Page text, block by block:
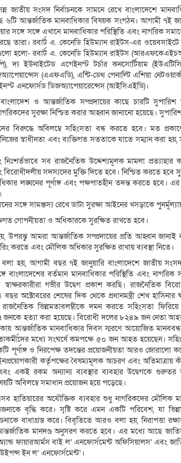
জাতীয় সংসদ নির্বাচনকে সামনে রেখে বাংলাদেশে
৬টি আন্তর্জাতিক মানবাধিকার বিষয়ক সংগঠন। আগামী ৭ই
সঙ্গে সঙ্গে এখানে মানবাধিকার পরিস্থিতি এবং নাগরিক
তারা। রবার্ট এ. কেনেডি হিউম্যান রাইটস-এর
হলো- রবার্ট এ. কেনেডি হিউম্যান রাইটস
দ্য ইউনাইটেড এগেইনস্ট টর্চার কনসোর্টিয়াম
(এএফএডি), এন্টি-ডেথ পেনাল্টি এশিয়া
এনফোর্সড ডিজঅ্যাপেয়ারেন্সেস (আইসিএইডি)।
ও আন্তর্জাতিক সম্প্রদায়ের কাছে চারটি
সুরক্ষা নিশ্চিত করার আহ্বান জানানো হয়েছে।
বিরুদ্ধে অবিলম্বে সহিংসতা বন্ধ করতে হবে। মত
নিজের স্বাধীনতা এবং ব্যক্তিগত সততাকে যাতে সম্মান করা
নিঃশর্তভাবে সব রাজনৈতিক উদ্দেশ্যমূলক মামলা
সদস্যদের মুক্তি দিতে হবে। নিশ্চিত করতে হবে
লঙ্ঘনের পূর্ণাঙ্গ এবং পক্ষপাতহীন তদন্ত করতে হবে।
সঙ্গে সামঞ্জস্য রেখে ডাটা সুরক্ষা আইনের খসড়াকে
গোপনীয়তা ও অধিকারকে সুরক্ষিত রাখতে হবে।
উপরন্তু আমরা আন্তর্জাতিক সম্প্রদায়ের প্রতি আহ্বান জানাই
করতে এবং মৌলিক অধিকার সুরক্ষিত রাখায় ব্যবস্থা নিতে।
হয়, আগামী বছর ৭ই জানুয়ারি বাংলাদেশে জাতীয় সংসদ
বাংলাদেশের বর্তমান মানবাধিকার পরিস্থিতি এবং
গভীর উদ্বেগ প্রকাশ করছি। রাজনৈতিক
অক্টোবরের শেষের দিক থেকে প্রধানমন্ত্রী শেখ
রাজনৈতিক ভিন্নমতাবলম্বীকে দমন করতে সহিংসতা
জনকে হত্যা করা হয়েছে। বিরোধী দলের ৮২৪৯ জন নেতা
আন্তর্জাতিক মানবাধিকার দিবস স্মরণে আয়োজিত
মধ্যে সংঘর্ষে কমপক্ষে ৫০ জন আহত হয়েছেন।
পূর্ণাঙ্গ ও নিরপেক্ষ তদন্তের প্রয়োজনীয়তা আরও জোরালো
কর্তৃপক্ষের বৈষম্যমূলক আচরণ এবং অতিমাত্রায়
একই রকম অন্যান্য ব্যবস্থার ব্যবহার উদ্বেগকে গুরুতর
অবিলম্বে সমাধান প্রয়োজন হয়ে পড়েছে।
হাতিয়ারের অযৌক্তিক ব্যবহার শুধু নাগরিকদের মৌলিক
বৃদ্ধি করে। সৃষ্টি করে এমন একটি পরিবেশ, যা
বাধাগ্রস্ত করে। বিবৃতিতে আরও বলা হয়, নিরাপত্তা
মানদণ্ড অনুসরণ করতে হবে। এর মধ্যে আছে
ফায়ারআর্মস বাই ল’ এনফোর্সমেন্ট অফিসিয়ালস’ এবং
ইন ল’ এনফোর্সমেন্ট’।